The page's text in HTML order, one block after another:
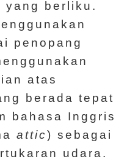
yang berliku.
penopang
atas
berada tepat
bahasa Inggris
attic) sebagai
udara.